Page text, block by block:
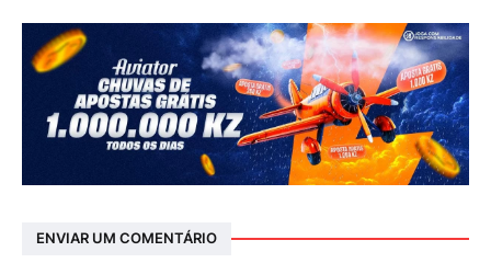
ENVIAR UM COMENTÁRIO